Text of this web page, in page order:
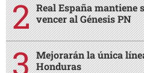
Real España mantiene
vencer al Génesis PN
Mejorarán la única
Honduras